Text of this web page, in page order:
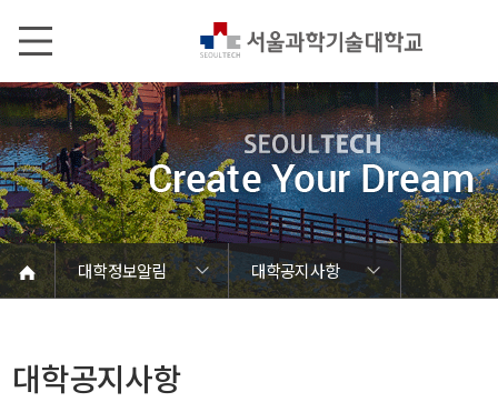
대학정보알림
대학공지사항
대학정보알림
정보공개
정보서비스안내
온라인민원센터
청렴행정
갑질신고센터
유실물 센터
SEOULTECH광장
대학공지사항
학사공지
장학공지
대학원공지
취업공지
대학입찰
채용정보
공모/외부행사
등록금심의위원회
코로나바이러스19 대응안내
재정위원회
대학공지사항